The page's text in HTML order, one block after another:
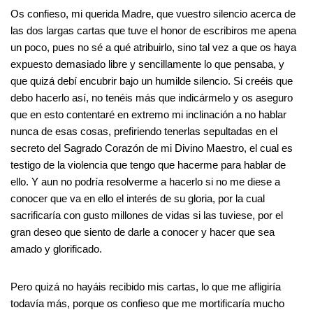
Os confieso, mi querida Madre, que vuestro silencio acerca de
las dos largas cartas que tuve el honor de escribiros me apena
un poco, pues no sé a qué atribuirlo, sino tal vez a que os haya
expuesto demasiado libre y sencillamente lo que pensaba, y
que quizá debí encubrir bajo un humilde silencio. Si creéis que
debo hacerlo así, no tenéis más que indicármelo y os aseguro
que en esto contentaré en extremo mi inclinación a no hablar
nunca de esas cosas, prefiriendo tenerlas sepultadas en el
secreto del Sagrado Corazón de mi Divino Maestro, el cual es
testigo de la violencia que tengo que hacerme para hablar de
ello. Y aun no podría resolverme a hacerlo si no me diese a
conocer que va en ello el interés de su gloria, por la cual
sacrificaría con gusto millones de vidas si las tuviese, por el
gran deseo que siento de darle a conocer y hacer que sea
amado y glorificado.
Pero quizá no hayáis recibido mis cartas, lo que me afligiría
todavía más, porque os confieso que me mortificaría mucho